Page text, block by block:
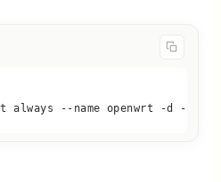
always --name openwrt -d --